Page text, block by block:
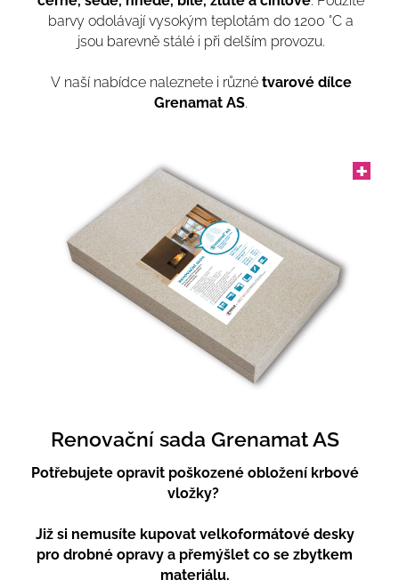
barvy odolávají vysokým teplotám do 1200 °C a
jsou barevně stáléi při delším provozu.
V naší nabídce naleznete i různé tvarové dílce
Grenamat AS.
Renovační sada Grenamat AS
Potřebujete opravit poškozené obložení krbové
vložky?
Již si nemusíte kupovat velkoformátové desky
pro drobné opravy a přemýšlet co se zbytkem
materiálu.